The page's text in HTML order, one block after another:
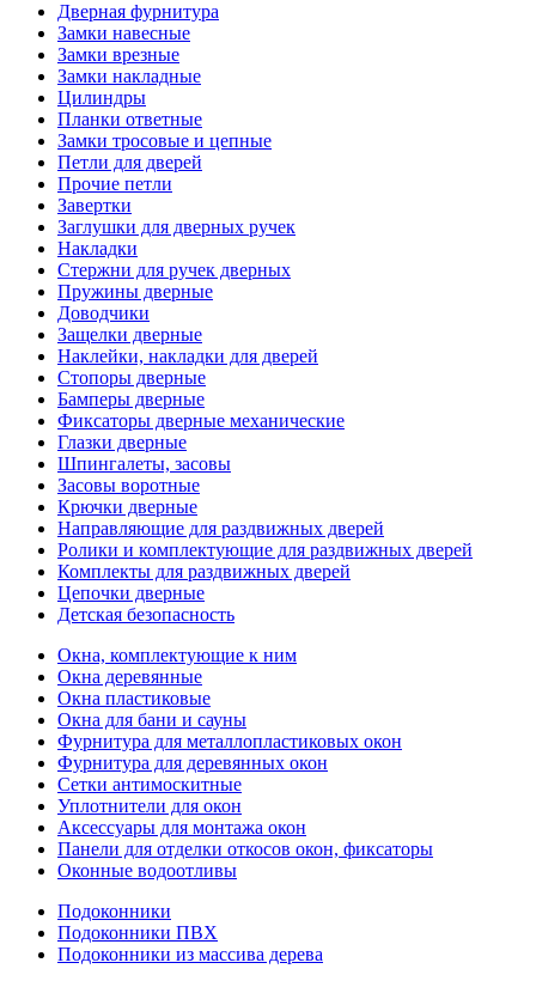
Дверная фурнитура
Замки навесные
Замки врезные
Замки накладные
Цилиндры
Планки ответные
Замки тросовые и цепные
Петли для дверей
Прочие петли
Завертки
Заглушки для дверных ручек
Накладки
Стержни для ручек дверных
Пружины дверные
Доводчики
Защелки дверные
Наклейки, накладки для дверей
Стопоры дверные
Бамперы дверные
Фиксаторы дверные механические
Глазки дверные
Шпингалеты, засовы
Засовы воротные
Крючки дверные
Направляющие для раздвижных дверей
Ролики и комплектующие для раздвижных дверей
Комплекты для раздвижных дверей
Цепочки дверные
Детская безопасность
Окна, комплектующие к ним
Окна деревянные
Окна пластиковые
Окна для бани и сауны
Фурнитура для металлопластиковых окон
Фурнитура для деревянных окон
Сетки антимоскитные
Уплотнители для окон
Аксессуары для монтажа окон
Панели для отделки откосов окон, фиксаторы
Оконные водоотливы
Подоконники
Подоконники ПВХ
Подоконники из массива дерева